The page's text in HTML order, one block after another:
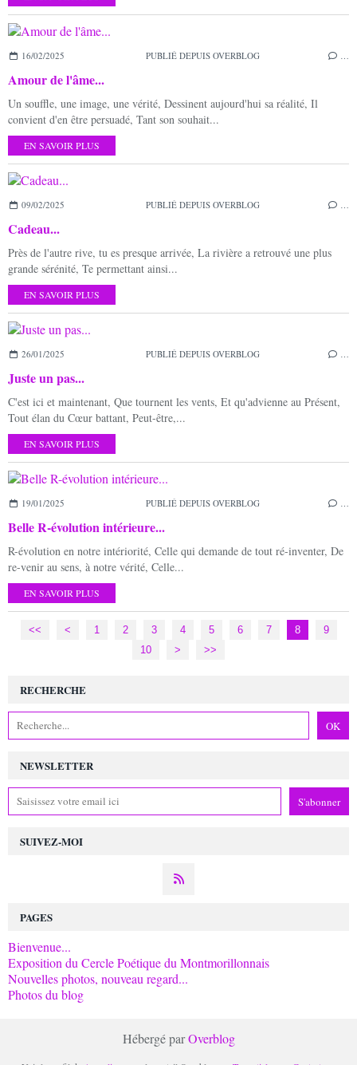
16/02/2025 PUBLIÉ DEPUIS OVERBLOG
Amour de l'âme...
Un souffle, une image, une vérité, Dessinent aujourd'hui sa réalité, Il
convient d'en être persuadé, Tant son souhait...
EN SAVOIR PLUS
09/02/2025 PUBLIÉ DEPUIS OVERBLOG
Cadeau...
Près de l'autre rive, tu es presque arrivée, La rivière a retrouvé une plus
grande sérénité, Te permettant ainsi...
EN SAVOIR PLUS
26/01/2025 PUBLIÉ DEPUIS OVERBLOG
Juste un pas...
C'est ici et maintenant, Que tournent les vents, Et qu'advienne au Présent,
Tout élan du Cœur battant, Peut-être,...
EN SAVOIR PLUS
19/01/2025 PUBLIÉ DEPUIS OVERBLOG
Belle R-évolution intérieure...
R-évolution en notre intériorité, Celle qui demande de tout ré-inventer, De
re-venir au sens, à notre vérité, Celle...
EN SAVOIR PLUS
<< < 1 2 3 4 5 6 7 8
9
10
20
30
40
50
60
70
> >>
NEWSLETTER
SUIVEZ-MOI
RECHERCHE
PAGES
Bienvenue...
Exposition du Cercle Poétique du Montmorillonnais
Nouvelles photos, nouveau regard...
Photos du blog
Hébergé parOverblog